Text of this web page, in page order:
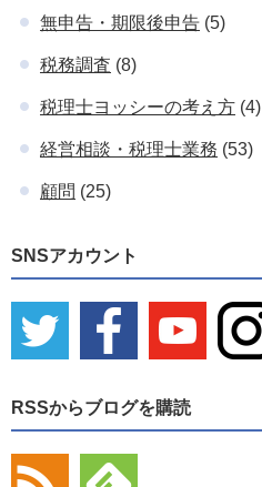
無申告・期限後申告 (5)
税務調査 (8)
税理士ヨッシーの考え方 (4)
経営相談・税理士業務 (53)
顧問 (25)
SNSアカウント
RSSからブログを購読